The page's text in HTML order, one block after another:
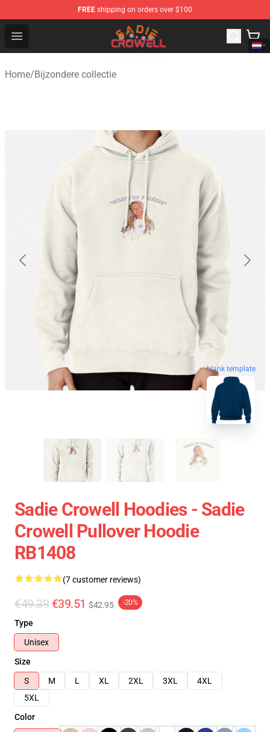
FREE shipping on orders over $100
Open menu
Sadie Crowell Store - Official Sadie Crowell Merchandise
Home/Bijzondere collectie
blank template
Sadie Crowell Hoodies - Sadie
Crowell Pullover Hoodie
RB1408
(7 customer reviews)
€49.39 €39.51 $42.95 -20%
Type
Unisex
Size
S
M L XL 2XL 3XL
4XL
5XL
Color